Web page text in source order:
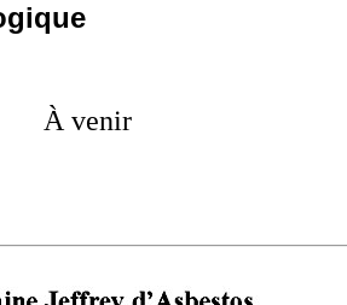
À venir